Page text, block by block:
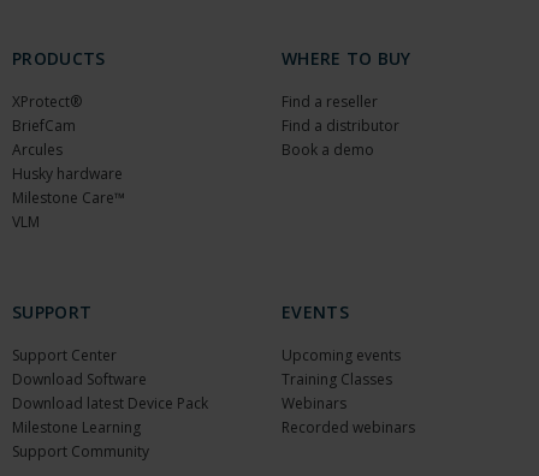
PRODUCTS
XProtect®
BriefCam
Arcules
Husky hardware
Milestone Care™
VLM
WHERE TO BUY
Find a reseller
Find a distributor
Book a demo
SUPPORT
Support Center
Download Software
Download latest Device Pack
Milestone Learning
Support Community
EVENTS
Upcoming events
Training Classes
Webinars
Recorded webinars